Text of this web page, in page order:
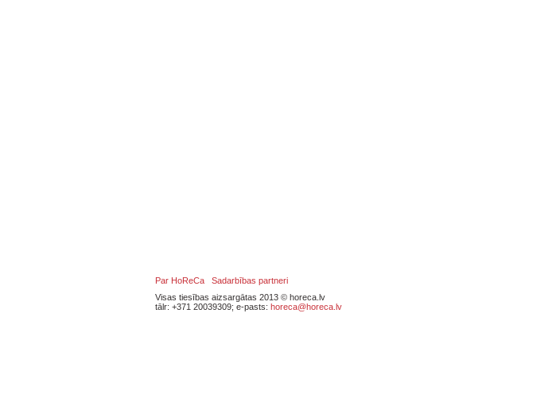
Par HoReCa
Sadarbības partneri
Visas tiesības aizsargātas 2013 © horeca.lv
tālr: +371 20039309; e-pasts: horeca@horeca.lv